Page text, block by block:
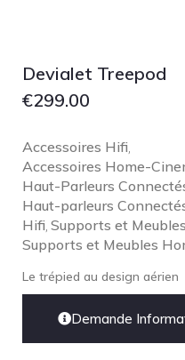
Devialet Treepod
€299.00
Accessoires Hifi
Accessoires Home-
Haut-Parleurs
Haut-parleurs
Hifi Supports et
Supports et Meubles
Le trépied au design aérien
Demande